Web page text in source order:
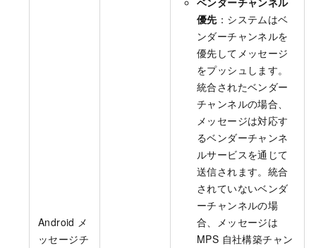
Android メ
ッセージチ
優先：システムはベ
ンダーチャンネルを
優先してメッセージ
をプッシュします。
統合されたベンダー
チャンネルの場合、
メッセージは対応す
るベンダーチャンネ
ルサービスを通じて
送信されます。統合
されていないベンダ
ーチャンネルの場
合、メッセージは
MPS 自社構築チャン